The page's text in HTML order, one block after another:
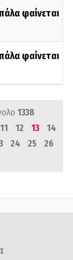
φαίνεται
φαίνεται
1338
11 12 13
14
24 25
26